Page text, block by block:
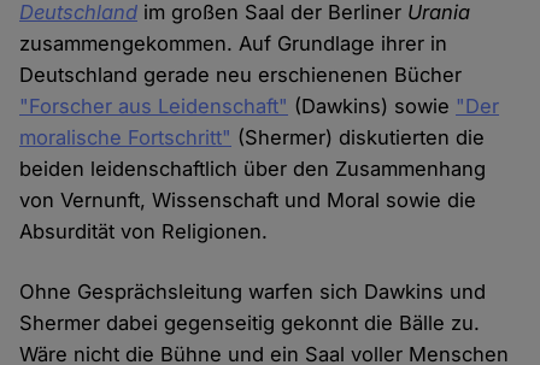
Deutschland im großen Saal der Berliner Urania
zusammengekommen. Auf Grundlage ihrer in
Deutschland gerade neu erschienenen Bücher
"Forscher aus Leidenschaft" (Dawkins) sowie "Der
moralische Fortschritt" (Shermer) diskutierten die
beiden leidenschaftlich über den Zusammenhang
von Vernunft, Wissenschaft und Moral sowie die
Absurdität von Religionen.
Ohne Gesprächsleitung warfen sich Dawkins und
Shermer dabei gegenseitig gekonnt die Bälle zu.
Wäre nicht die Bühne und ein Saal voller Menschen